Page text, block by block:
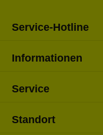
Service-Hotline
Informationen
Service
Standort